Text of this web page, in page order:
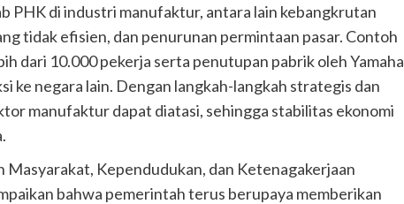
PHK di industri manufaktur, antara lain kebangkrutan
tidak efisien, dan penurunan permintaan pasar. Contoh
dari 10.000 pekerja serta penutupan pabrik oleh Yamaha
ke negara lain. Dengan langkah-langkah strategis dan
manufaktur dapat diatasi, sehingga stabilitas ekonomi
Kependudukan, dan Ketenagakerjaan
bahwa pemerintah terus berupaya memberikan